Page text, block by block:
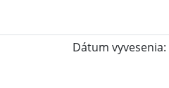
Dátum vyvesenia: